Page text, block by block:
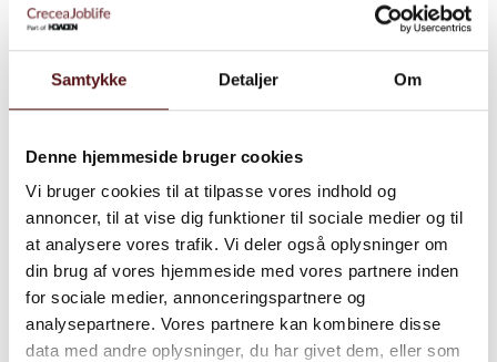
Samtykke Detaljer Om
Denne hjemmeside bruger cookies
Vi bruger cookies til at tilpasse vores indhold og
annoncer, til at vise dig funktioner til sociale medier og til
at analysere vores trafik. Vi deler også oplysninger om
din brug af vores hjemmeside med vores partnere inden
for sociale medier, annonceringspartnere og
analysepartnere. Vores partnere kan kombinere disse
data med andre oplysninger, du har givet dem, eller som
Vil du vide mere?
Tag fat i Signe Ejersbo, som brænder
for at fortælle om dette emne